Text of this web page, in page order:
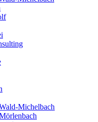
Michelbach